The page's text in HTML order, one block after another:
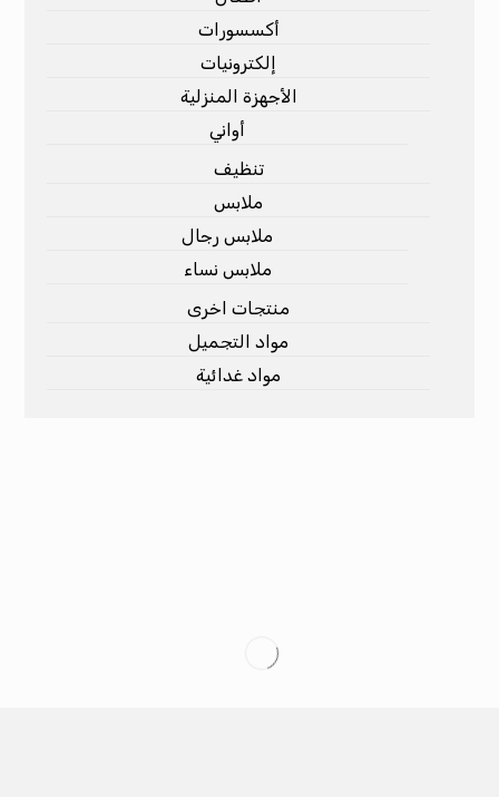
أكسسورات
إلكترونيات
الأجهزة المنزلية
أواني
تنظيف
ملابس
ملابس رجال
ملابس نساء
منتجات اخرى
مواد التجميل
مواد غدائية